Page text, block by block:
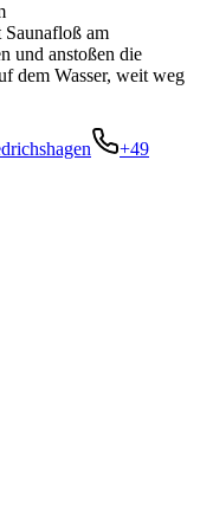
Saunafloß am
und anstoßen die
dem Wasser, weit weg
+49